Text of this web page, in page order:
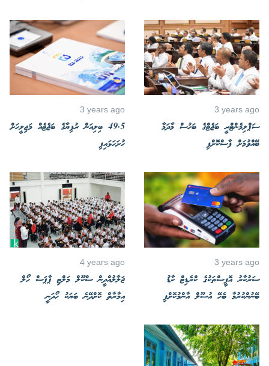
3 years ago
ސަޕްލިމެންޓްރީ ބަޖެޓްގެ ބަހުސް މާދަމާ
ބޭއްވުމަށް ފާސްކޮށްފި
3 years ago
49.5 ބިލިއަން ރުފިޔާގެ ބަޖެޓެއް މަޖިލީހަށް
ހުށަހަޅައިފި
3 years ago
ސަރުކާރު އޮފީސްތަކުގެ ކްރެޑިޓް ކާޑު
ބޭނުންކުރުމާ ބެހޭ އުސޫލް އާންމުކޮށްފި
4 years ago
ޖަލާލުއްދީން ސްކޫލް މަލްޓި ޕާޕަސް ހޯލް
އިމާރާތް ކޮށްދޭނެ ބަޔަކު ހޯދަނީ